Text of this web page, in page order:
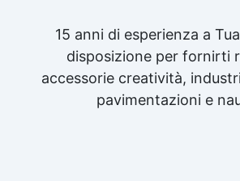
15 anni di esperienza a
disposizione per fornirti
accessorie creatività,
pavimentazioni e